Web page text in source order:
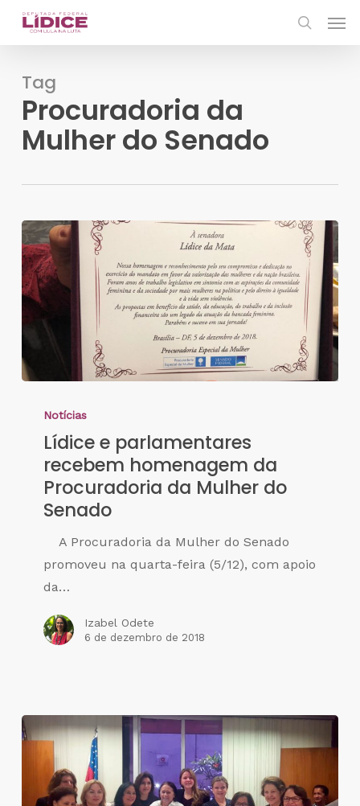
Skip
content
Tag
Procuradoria da
Mulher do Senado
Notícias
Lídice e parlamentares
recebem homenagem da
Procuradoria da Mulher do
Senado
A Procuradoria da Mulher do Senado
promoveu na quarta-feira (5/12), com apoio
da…
Izabel Odete
6 de dezembro de 2018